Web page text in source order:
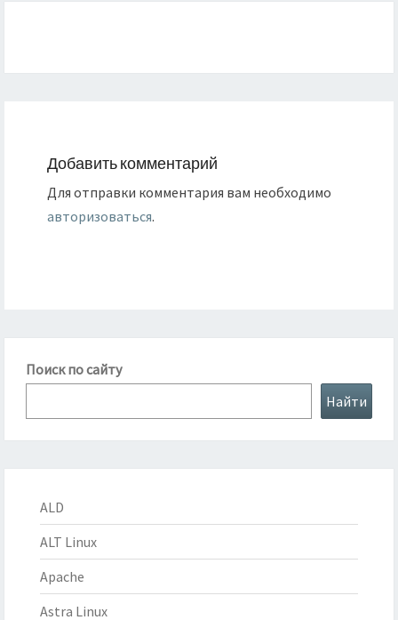
Добавить комментарий
Для отправки комментария вам необходимо
авторизоваться.
Поиск по сайту
Найти
ALD
ALT Linux
Apache
Astra Linux